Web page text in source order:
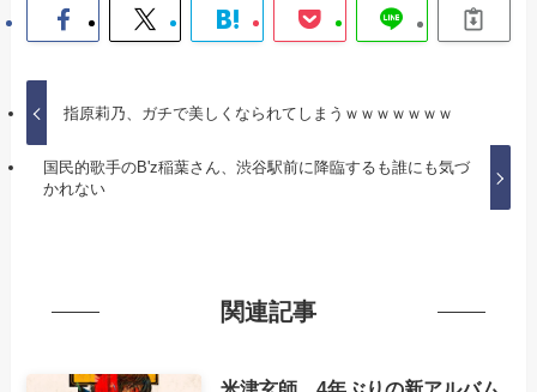
指原莉乃、ガチで美しくなられてしまうｗｗｗｗｗｗｗ
国民的歌手のB'z稲葉さん、渋谷駅前に降臨するも誰にも気づ
かれない
関連記事